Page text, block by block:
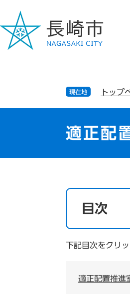
ジ
で
ュ
ば
現在地 トップ
適正配
文
目次
下記目次をクリ
適正配置推進